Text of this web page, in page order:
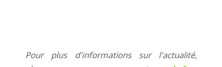
Pour plus d'informations sur l'actualité,